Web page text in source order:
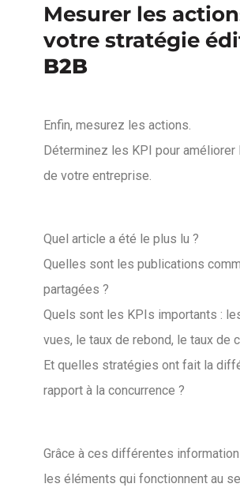
Mesurer les
votre stratégie
B2B
Enfin, mesurez les actions.
Déterminez les KPI pour améliorer
de votre entreprise.
Quel article a été le plus lu ?
Quelles sont les publications
partagées ?
Quels sont les KPIs importants :
vues, le taux de rebond, le taux de
Et quelles stratégies ont fait la
rapport à la concurrence ?
Grâce à ces différentes
les éléments qui fonctionnent au